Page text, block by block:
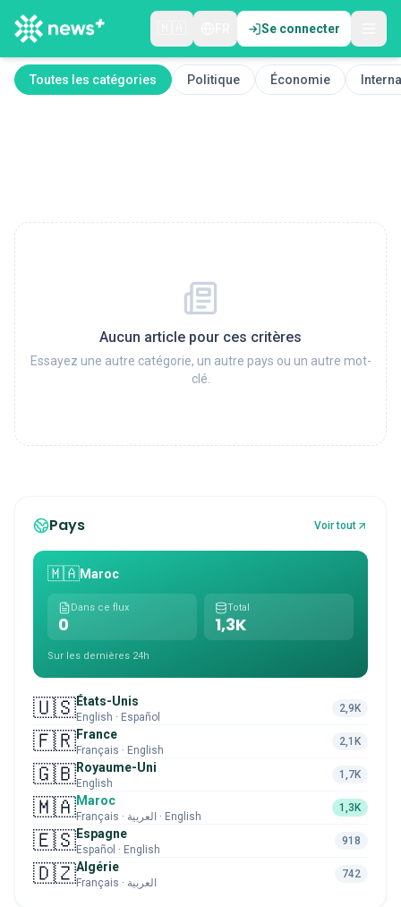
Se connecter
Toutes les catégories Politique Économie
Aucun article pour ces critères
Essayez une autre catégorie, un autre pays ou un autre mot-
clé.
Pays Voir tout
🇲🇦Maroc
Dans ce flux
0
Total
1,3K
Sur les dernières 24h
🇺🇸États-Unis
English · Español
2,9K
🇫🇷France
Français · English
2,1K
🇬🇧Royaume-Uni
English
1,7K
🇲🇦Maroc
Français · العربية · English
1,3K
🇪🇸Espagne
Español · English
918
🇩🇿Algérie
Français · العربية
742